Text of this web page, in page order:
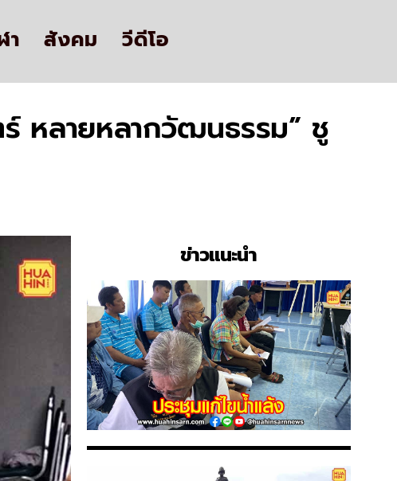
า สังคม วีดีโอ
ร์ หลายหลากวัฒนธรรม” ชู
ข่าวแนะนำ